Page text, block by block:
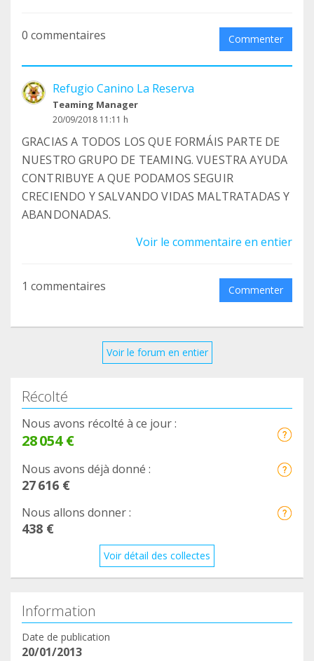
https://www.facebook.com/RefugioLaReserva
Twitter: https://twitter.com/RefugioLaReserv
https://www.instagram.com/refugiolareserva
YouTube:
https://www.youtube.com/c/RefugioCaninoLaRese
rva
Un saludo y un abrazo de todo el equipo del
0 commentaires Commenter
Refugio Canino La Reserva
Teaming Manager
20/09/2018 11:11 h
GRACIAS A TODOS LOS QUE FORMÁIS PARTE DE
NUESTRO GRUPO DE TEAMING. VUESTRA AYUDA
CONTRIBUYE A QUE PODAMOS SEGUIR
CRECIENDO Y SALVANDO VIDAS MALTRATADAS Y
ABANDONADAS.
Voir le commentaire en entier
1 commentaires Commenter
Voir le forum en entier
Récolté
Nous avons récolté à ce jour :
28 054 €
Nous avons déjà donné :
27 616 €
Nous allons donner :
438 €
Voir détail des collectes
Information
Date de publication
20/01/2013